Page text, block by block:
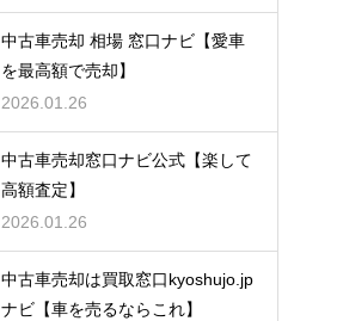
中古車売却 相場 窓口ナビ【愛車
を最高額で売却】
2026.01.26
中古車売却窓口ナビ公式【楽して
高額査定】
2026.01.26
中古車売却は買取窓口kyoshujo.jp
ナビ【車を売るならこれ】